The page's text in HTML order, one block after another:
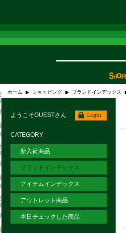
ホーム ショッピング ブランドインデックス
ようこそGUESTさん
CATEGORY
新入荷商品
ブランドインデックス
アイテムインデックス
アウトレット商品
本日チェックした商品